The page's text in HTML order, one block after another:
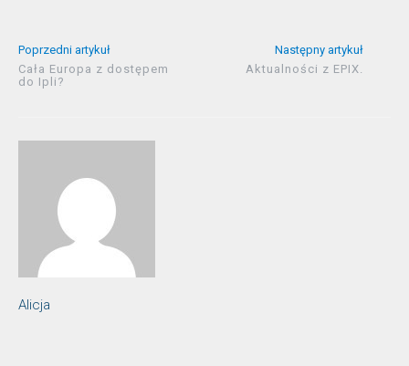
Poprzedni artykuł
Cała Europa z dostępem
do Ipli?
Następny artykuł
Aktualności z EPIX.
Alicja